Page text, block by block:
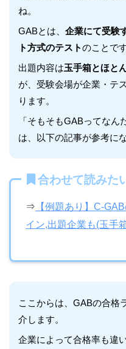
ね。
GABとは、 企業にて受験
ト方式のテストのことです
出題内容は玉手箱とほと
が、受験会場が企業・テ
ります。
「そもそもGABってなん
は、以下の記事が参考に
合わせて読みた
⇒ 【例題あり】C-
イン,出題企業も(玉手
ここからは、GABの合格
介します。
企業によって合格率も違